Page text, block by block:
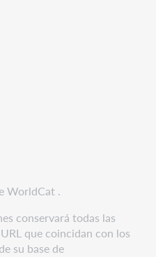
WorldCat .
conservará todas las
que coincidan con los
su base de